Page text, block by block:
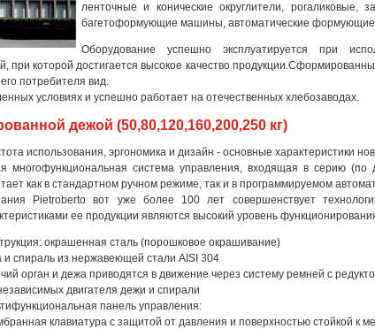
ленточные и конические округлители, рогаликовые,
багетоформующие машины, автоматические формующие
Оборудование успешно эксплуатируется при
при которой достигается высокое качество
потребителя вид.
условиях и успешно работает на отечественных хлебозаводах.
дежой (50,80,120,160,200,250 кг)
использования, эргономика и дизайн - основные характеристики
многофункциональная система управления, входящая в серию (по
как в стандартном ручном режиме, так и в программируемом
Pietroberto вот уже более 100 лет совершенствует
ее продукции являются высокий уровень
окрашенная сталь (порошковое окрашивание)
и спираль из нержавеющей стали AISI 304
орган и дежа приводятся в движение через систему ремней с
двигателя дежи и спирали
панель управления:
клавиатура с защитой от давления и поверхностью стойкой к